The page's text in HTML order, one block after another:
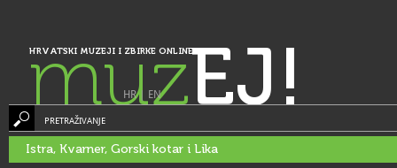
HRVATSKI MUZEJI I ZBIRKE ONLINE
muzEJ!
HR| EN
PRETRAŽIVANJE
Istra, Kvarner, Gorski kotar i Lika